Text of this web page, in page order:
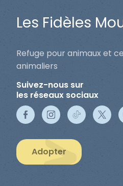
Les Fidèles
Refuge pour animaux et
animaliers
Suivez-nous sur
les réseaux sociaux
Adopter